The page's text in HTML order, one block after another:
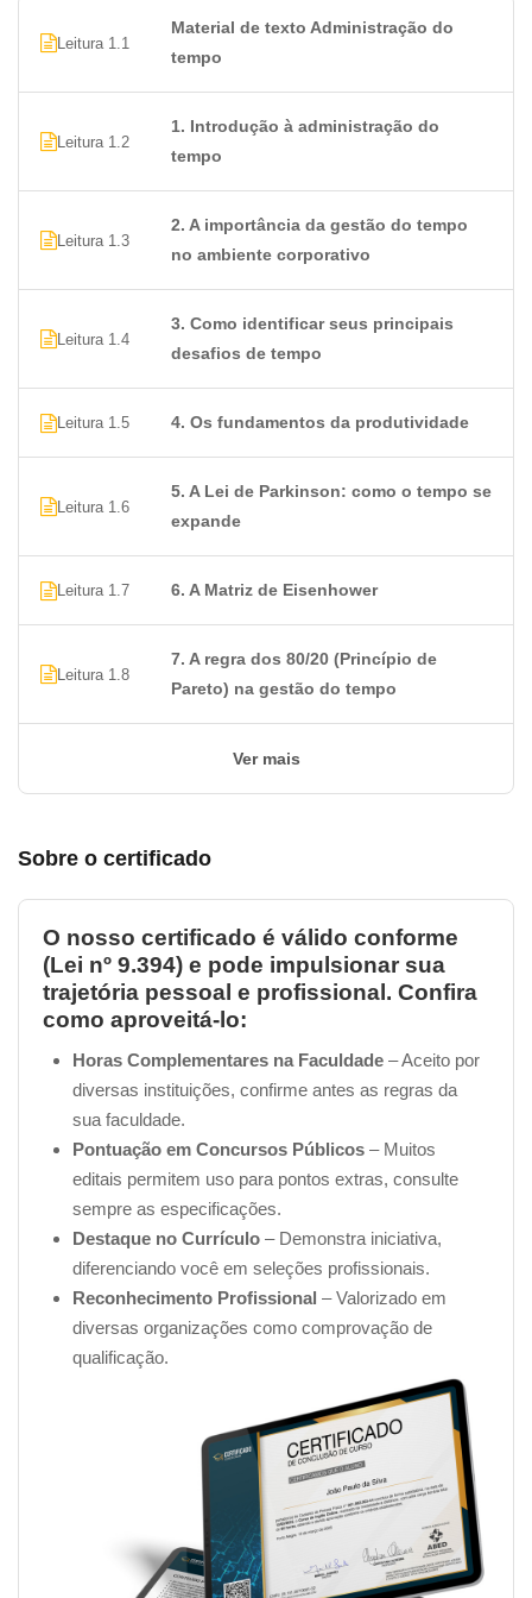
Leitura 1.1
Material de texto Administração do
tempo
Leitura 1.2
1. Introdução à administração do
tempo
Leitura 1.3
2. A importância da gestão do tempo
no ambiente corporativo
Leitura 1.4
3. Como identificar seus principais
desafios de tempo
Leitura 1.5 4. Os fundamentos da produtividade
Leitura 1.6
5. A Lei de Parkinson: como o tempo se
expande
Leitura 1.7 6. A Matriz de Eisenhower
Leitura 1.8
7. A regra dos 80/20 (Princípio de
Pareto) na gestão do tempo
Ver mais
Sobre o certificado
O nosso certificado é válido conforme
(Lei nº 9.394) e pode impulsionar sua
trajetória pessoal e profissional. Confira
como aproveitá-lo:
Horas Complementares na Faculdade – Aceito por
diversas instituições, confirme antes as regras da
sua faculdade.
Pontuação em Concursos Públicos – Muitos
editais permitem uso para pontos extras, consulte
sempre as especificações.
Destaque no Currículo – Demonstra iniciativa,
diferenciando você em seleções profissionais.
Reconhecimento Profissional – Valorizado em
diversas organizações como comprovação de
qualificação.